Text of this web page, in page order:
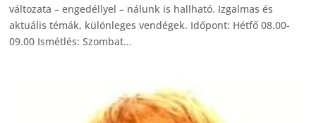
változata – engedéllyel – nálunk is hallható. Izgalmas és
aktuális témák, különleges vendégek. Időpont: Hétfő 08.00-
09.00 Ismétlés: Szombat...